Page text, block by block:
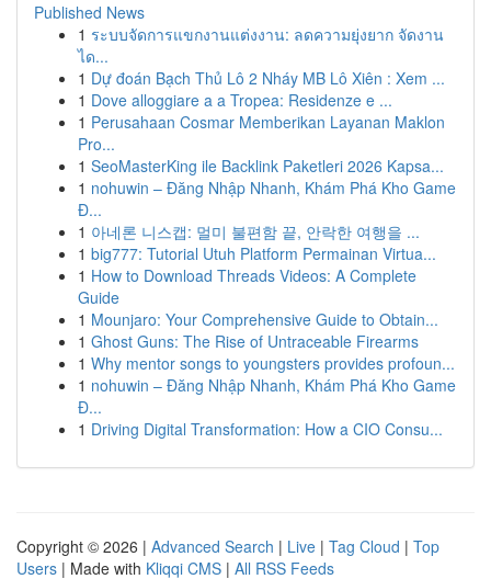
Published News
1 ระบบจัดการแขกงานแต่งงาน: ลดความยุ่งยาก จัดงาน
ได...
1 Dự đoán Bạch Thủ Lô 2 Nháy MB Lô Xiên : Xem ...
1 Dove alloggiare a a Tropea: Residenze e ...
1 Perusahaan Cosmar Memberikan Layanan Maklon
Pro...
1 SeoMasterKing ile Backlink Paketleri 2026 Kapsa...
1 nohuwin – Đăng Nhập Nhanh, Khám Phá Kho Game
Đ...
1 아네론 니스캡: 멀미 불편함 끝, 안락한 여행을 ...
1 big777: Tutorial Utuh Platform Permainan Virtua...
1 How to Download Threads Videos: A Complete
Guide
1 Mounjaro: Your Comprehensive Guide to Obtain...
1 Ghost Guns: The Rise of Untraceable Firearms
1 Why mentor songs to youngsters provides profoun...
1 nohuwin – Đăng Nhập Nhanh, Khám Phá Kho Game
Đ...
1 Driving Digital Transformation: How a CIO Consu...
Copyright © 2026 | Advanced Search | Live | Tag Cloud | Top
Users | Made with Kliqqi CMS | All RSS Feeds